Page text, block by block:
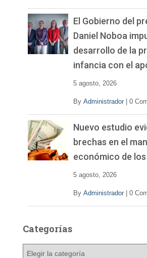
El Gobierno del
Daniel Noboa
desarrollo de la
infancia con el
5 agosto, 2026
By Administrador 0
Nuevo estudio
brechas en el
económico de
5 agosto, 2026
By Administrador 0
Categorías